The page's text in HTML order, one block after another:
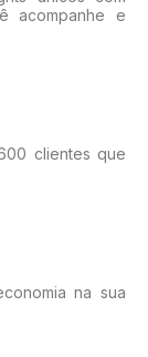
acompanhe e
clientes que
na sua